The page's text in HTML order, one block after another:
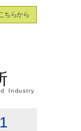
ちらから
Industry